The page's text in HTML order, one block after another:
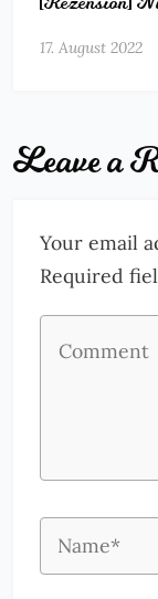
17. August 2022
Leave a
Your email
Required